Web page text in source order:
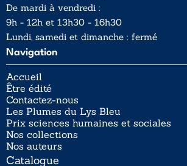
De mardi à vendredi :
9h - 12h et 13h30 - 16h30
Lundi, samedi et dimanche : fermé
Navigation
Accueil
Être édité
Contactez-nous
Les Plumes du Lys Bleu
Prix sciences humaines et sociales
Nos collections
Nos auteurs
Catalogue